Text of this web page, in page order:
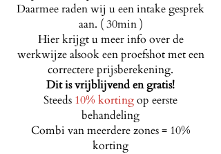
Daarmee raden wij u een intake gesprek
aan. ( 30min )
Hier krijgt u meer info over de
werkwijze alsook een proefshot met een
correctere prijsberekening.
Dit is vrijblijvend en gratis!
Steeds 10% kortingop eerste
behandeling
Combi van meerdere zones = 10%
korting